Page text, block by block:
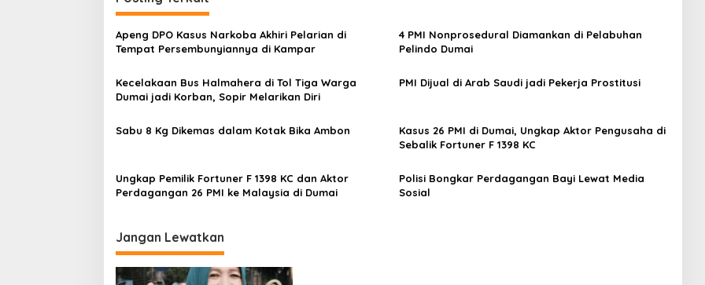
Apeng DPO Kasus Narkoba Akhiri Pelarian di
Tempat Persembunyiannya di Kampar
4 PMI Nonprosedural Diamankan di Pelabuhan
Pelindo Dumai
Kecelakaan Bus Halmahera di Tol Tiga Warga
Dumai jadi Korban, Sopir Melarikan Diri
PMI Dijual di Arab Saudi jadi Pekerja Prostitusi
Sabu 8 Kg Dikemas dalam Kotak Bika Ambon
Kasus 26 PMI di Dumai, Ungkap Aktor Pengusaha di
Sebalik Fortuner F 1398 KC
Ungkap Pemilik Fortuner F 1398 KC dan Aktor
Perdagangan 26 PMI ke Malaysia di Dumai
Polisi Bongkar Perdagangan Bayi Lewat Media
Sosial
Jangan Lewatkan